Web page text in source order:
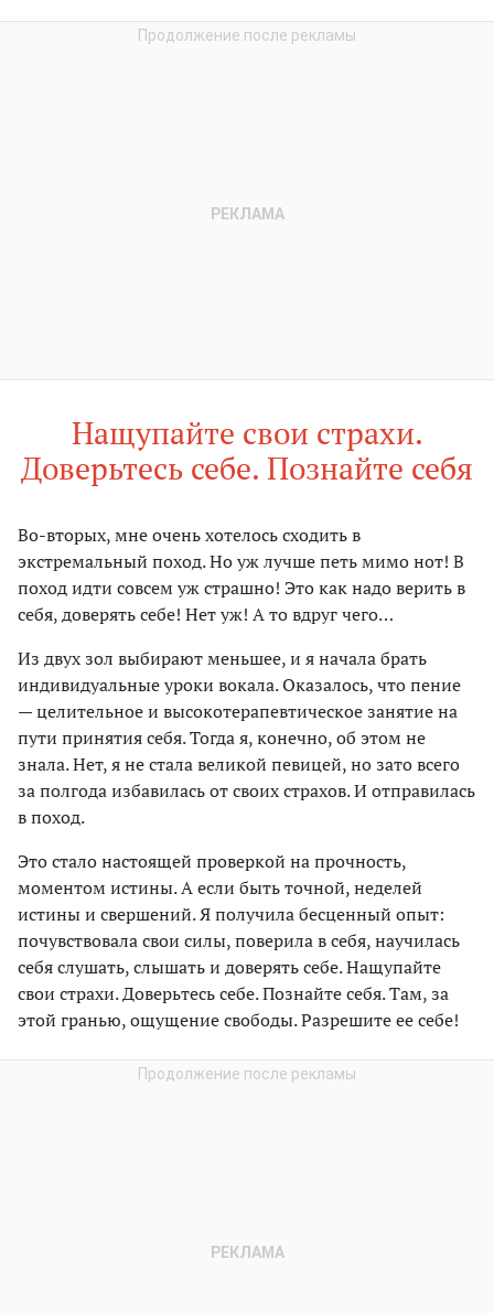
Нащупайте свои страхи.
Доверьтесь себе. Познайте себя
Во-вторых, мне очень хотелось сходить в
экстремальный поход. Но уж лучше петь мимо нот! В
поход идти совсем уж страшно! Это как надо верить в
себя, доверять себе! Нет уж! А то вдруг чего…
Из двух зол выбирают меньшее, и я начала брать
индивидуальные уроки вокала. Оказалось, что пение
— целительное и высокотерапевтическое занятие на
пути принятия себя. Тогда я, конечно, об этом не
знала. Нет, я не стала великой певицей, но зато всего
за полгода избавилась от своих страхов. И отправилась
в поход.
Это стало настоящей проверкой на прочность,
моментом истины. А если быть точной, неделей
истины и свершений. Я получила бесценный опыт:
почувствовала свои силы, поверила в себя, научилась
себя слушать, слышать и доверять себе. Нащупайте
свои страхи. Доверьтесь себе. Познайте себя. Там, за
этой гранью, ощущение свободы. Разрешите ее себе!